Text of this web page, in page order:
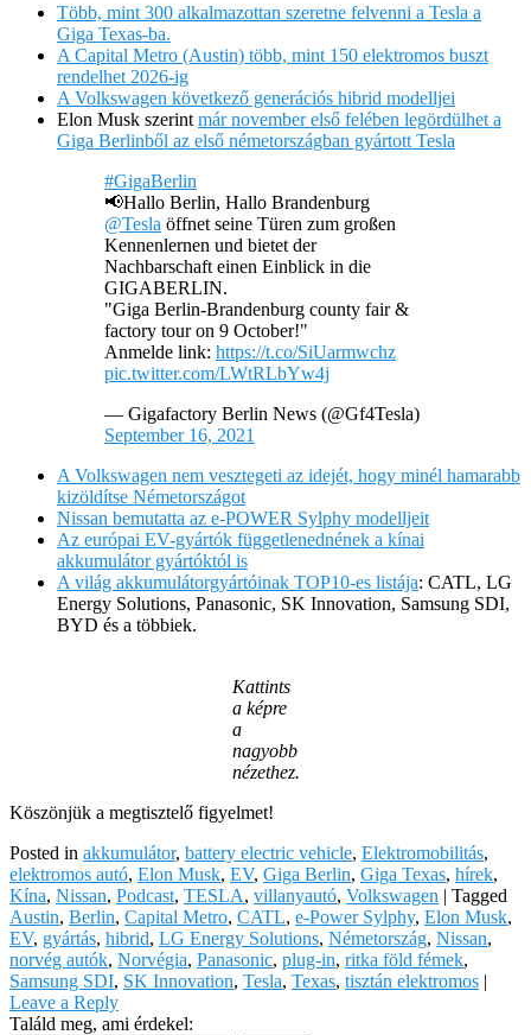
Több, mint 300 alkalmazottan szeretne felvenni a Tesla a
Giga Texas-ba.
A Capital Metro (Austin) több, mint 150 elektromos buszt
rendelhet 2026-ig
A Volkswagen következő generációs hibrid modelljei
Elon Musk szerint már november első felében legördülhet a
Giga Berlinből az első németországban gyártott Tesla
#GigaBerlin
📢Hallo Berlin, Hallo Brandenburg
@Tesla öffnet seine Türen zum großen
Kennenlernen und bietet der
Nachbarschaft einen Einblick in die
GIGABERLIN.
"Giga Berlin-Brandenburg county fair &
factory tour on 9 October!"
Anmelde link: https://t.co/SiUarmwchz
pic.twitter.com/LWtRLbYw4j
— Gigafactory Berlin News (@Gf4Tesla)
September 16, 2021
A Volkswagen nem vesztegeti az idejét, hogy minél hamarabb
kizöldítse Németországot
Nissan bemutatta az e-POWER Sylphy modelljeit
Az európai EV-gyártók függetlenednének a kínai
akkumulátor gyártóktól is
A világ akkumulátorgyártóinak TOP10-es listája: CATL, LG
Energy Solutions, Panasonic, SK Innovation, Samsung SDI,
BYD és a többiek.
Kattints
a képre
a
nagyobb
nézethez.
Köszönjük a megtisztelő figyelmet!
Posted in akkumulátor, battery electric vehicle, Elektromobilitás,
elektromos autó, Elon Musk, EV, Giga Berlin, Giga Texas, hírek,
Kína, Nissan, Podcast, TESLA, villanyautó, Volkswagen | Tagged
Austin, Berlin, Capital Metro, CATL, e-Power Sylphy, Elon Musk,
EV, gyártás, hibrid, LG Energy Solutions, Németország, Nissan,
norvég autók, Norvégia, Panasonic, plug-in, ritka föld fémek,
Samsung SDI, SK Innovation, Tesla, Texas, tisztán elektromos |
Leave a Reply
Találd meg, ami érdekel: